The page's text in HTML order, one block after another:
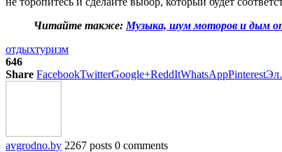
Читайте также: Музыка, шум моторов и дым
отдыхтуризм
646
Share FacebookTwitterGoogle+ReddItWhatsAppPinterestЭл.
avgrodno.by 2267 posts 0 comments